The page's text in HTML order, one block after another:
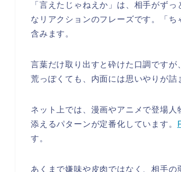
「言えたじゃねえか」は、相手がず
なリアクションのフレーズです。「
含みます。
言葉だけ取り出すと砕けた口調です
荒っぽくても、内面には思いやりが詰
ネット上では、漫画やアニメで登場
添えるパターンが定番化しています。
す。
あくまで嫌味や皮肉ではなく、相手